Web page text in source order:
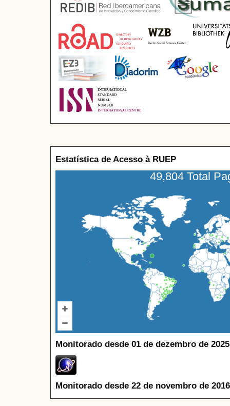
Estatística de Acesso à RUEP
49,804 Total
Monitorado desde 01 de dezembro de
Monitorado desde 22 de novembro de